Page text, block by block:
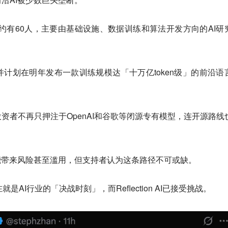
有60人，主要由基础设施、数据训练和算法开发方向的AI研
划在明年发布一款训练规模达「十万亿token级」的前沿语
者不再只押注于OpenAI和谷歌等闭源专有模型，连开源路线
来风险甚至滥用，但支持者认为这条路径不可或缺。
是AI行业的「决战时刻」，而Reflection AI已接受挑战。